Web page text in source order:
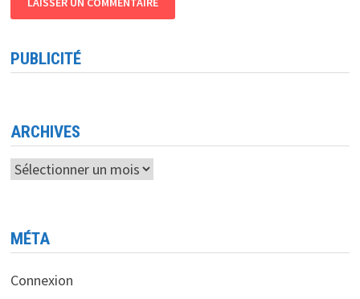
PUBLICITÉ
ARCHIVES
Archives
MÉTA
Connexion